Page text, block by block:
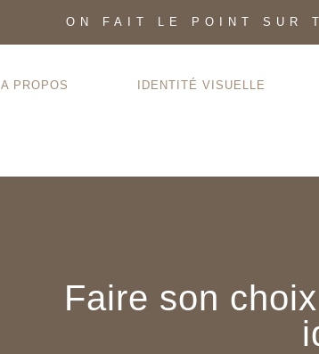
ON FAIT LE POINT SUR
A PROPOS IDENTITÉ VISUELLE
Faire son